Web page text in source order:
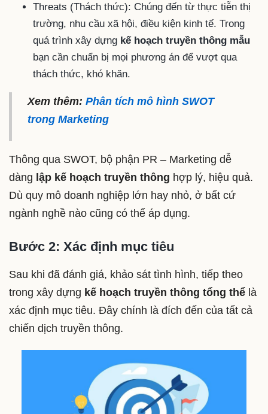
Threats (Thách thức): Chúng đến từ thực tiễn thị
trường, nhu cầu xã hội, điều kiện kinh tế. Trong
quá trình xây dựng kế hoạch truyền thông mẫu
bạn cần chuẩn bị mọi phương án để vượt qua
thách thức, khó khăn.
Xem thêm: Phân tích mô hình SWOT
trong Marketing
Thông qua SWOT, bộ phận PR – Marketing dễ
dàng lập kế hoạch truyền thông hợp lý, hiệu quả.
Dù quy mô doanh nghiệp lớn hay nhỏ, ở bất cứ
ngành nghề nào cũng có thể áp dụng.
Bước 2: Xác định mục tiêu
Sau khi đã đánh giá, khảo sát tình hình, tiếp theo
trong xây dựng kế hoạch truyền thông tổng thể là
xác định mục tiêu. Đây chính là đích đến của tất cả
chiến dịch truyền thông.